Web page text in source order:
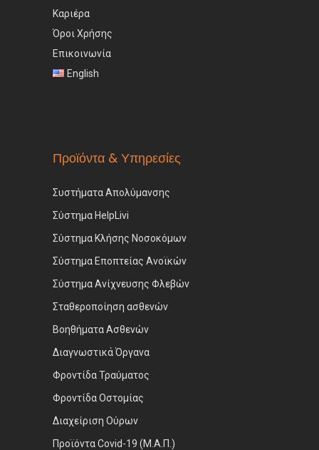
Καριέρα
Όροι Χρήσης
Επικοινωνία
English
Προϊόντα & Υπηρεσίες
Συστήματα Απολύμανσης
Σύστημα HelpLivi
Σύστημα Κλήσης Νοσοκόμων
Σύστημα Εποπτείας Ανοϊκών
Σύστημα Ανίχνευσης Φλεβών
Σταθεροποίηση ασθενών
Βοηθήματα Ασθενών
Διαγνωστικά Όργανα
Φροντίδα Τραύματος
Φροντίδα Οστομίας
Διαχείριση Ούρων
Προϊόντα Covid-19 (Μ.Α.Π.)